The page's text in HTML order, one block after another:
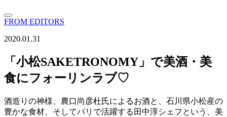
FROM EDITORS
2020.01.31
「小松SAKETRONOMY」で美酒・美
食にフォーリンラブ♡
酒造りの神様、農口尚彦杜氏によるお酒と、石川県小松産の
豊かな食材、そしてパリで活躍する田中淳シェフという、美